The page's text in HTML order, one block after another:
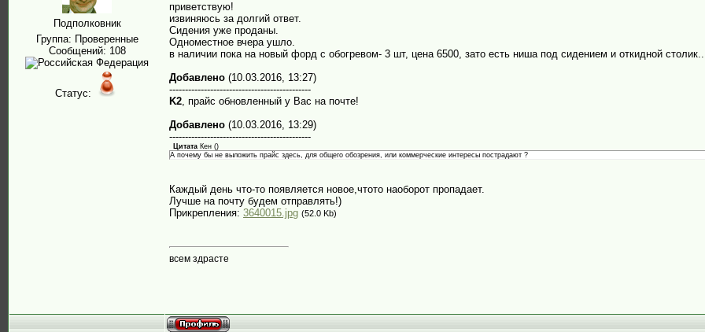
Подполковник
Группа: Проверенные
Сообщений: 108
Статус:
приветствую!
извиняюсь за долгий ответ.
Сидения уже проданы.
Одноместное вчера ушло.
в наличии пока на новый форд с обогревом- 3 шт, цена 6500, зато есть ниша под сидением и откидной
Добавлено (10.03.2016, 13:27)
---------------------------------------------
K2, прайс обновленный у Вас на почте!
Добавлено (10.03.2016, 13:29)
---------------------------------------------
Цитата Кен ()
А почему бы не выложить прайс здесь, для общего обозрения, или коммерческие интересы пострадают ?
Каждый день что-то появляется новое,чтото наоборот пропадает.
Лучше на почту будем отправлять!)
Прикрепления: 3640015.jpg (52.0 Kb)
всем здрасте